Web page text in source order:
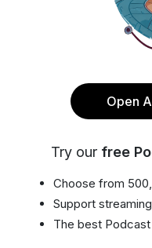
Open
Try our free
Choose from
Support
The best